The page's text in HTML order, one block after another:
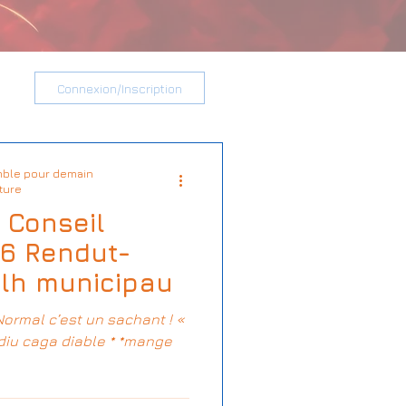
Connexion/Inscription
Conseil
Rendut-
municipau
c’est un sachant ! «
diable * *mange
pour demain